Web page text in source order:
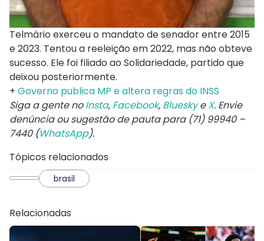
Telmário exerceu o mandato de senador entre 2015
e 2023. Tentou a reeleição em 2022, mas não obteve
sucesso. Ele foi filiado ao Solidariedade, partido que
deixou posteriormente.
+ Governo publica MP e altera regras do INSS
Siga a gente noInsta, Facebook, BlueskyeX. Envie
denúncia ou sugestão de pauta para (71) 99940 –
7440 (WhatsApp).
Tópicos relacionados
brasil
Relacionadas